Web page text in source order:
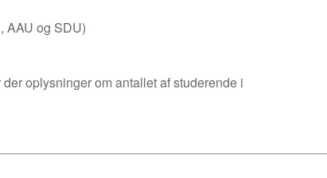
AAU og SDU)
oplysninger om antallet af studerende i